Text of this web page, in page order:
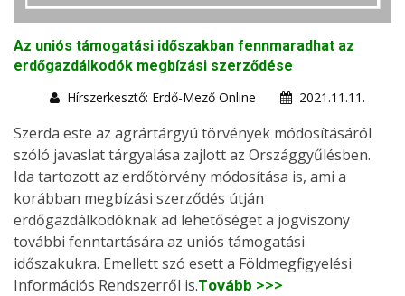
Az uniós támogatási időszakban fennmaradhat az
erdőgazdálkodók megbízási szerződése
Hírszerkesztő: Erdő-Mező Online
2021.11.11.
Szerda este az agrártárgyú törvények módosításáról
szóló javaslat tárgyalása zajlott az Országgyűlésben.
Ida tartozott az erdőtörvény módosítása is, ami a
korábban megbízási szerződés útján
erdőgazdálkodóknak ad lehetőséget a jogviszony
további fenntartására az uniós támogatási
időszakukra. Emellett szó esett a Földmegfigyelési
Információs Rendszerről is.Tovább >>>